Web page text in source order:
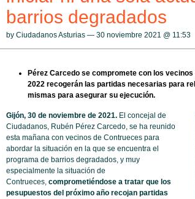
barrios degradados
by Ciudadanos Asturias — 30 noviembre 2021 @ 11:53
Pérez Carcedo se compromete con los
2022 recogerán las partidas necesarias para
mismas para asegurar su ejecución.
Gijón, 30 de noviembre de 2021. El concejal de
Ciudadanos, Rubén Pérez Carcedo, se ha reunido
esta mañana con vecinos de Contrueces para
abordar la situación en la que se encuentra el
programa de barrios degradados, y muy
especialmente la situación de
Contrueces, comprometiéndose a tratar que los
pesupuestos del próximo año recojan partidas